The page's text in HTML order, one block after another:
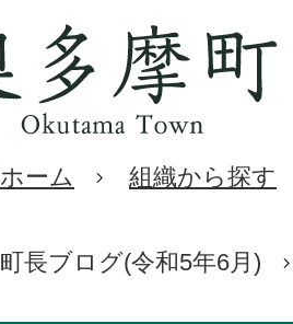
ホーム 組織から探す
町長ブログ(令和5年6月)